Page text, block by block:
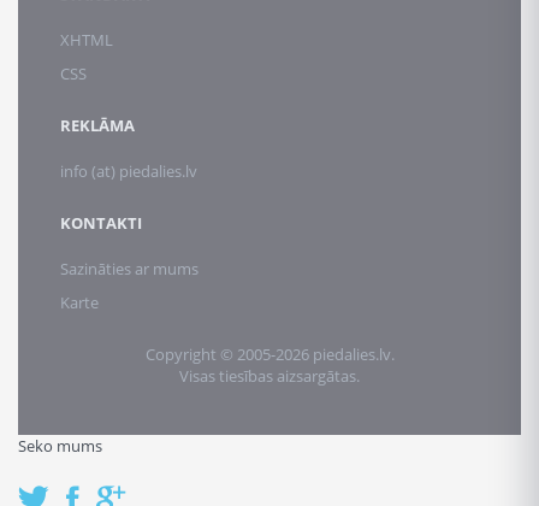
XHTML
CSS
REKLĀMA
info (at) piedalies.lv
KONTAKTI
Sazināties ar mums
Karte
Copyright © 2005-2026 piedalies.lv.
Visas tiesības aizsargātas.
Seko mums